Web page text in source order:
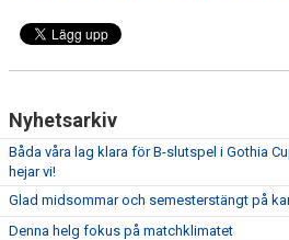
Nyhetsarkiv
Båda våra lag klara för B-slutspel i Gothia
hejar vi!
Glad midsommar och semesterstängt på
Denna helg fokus på matchklimatet